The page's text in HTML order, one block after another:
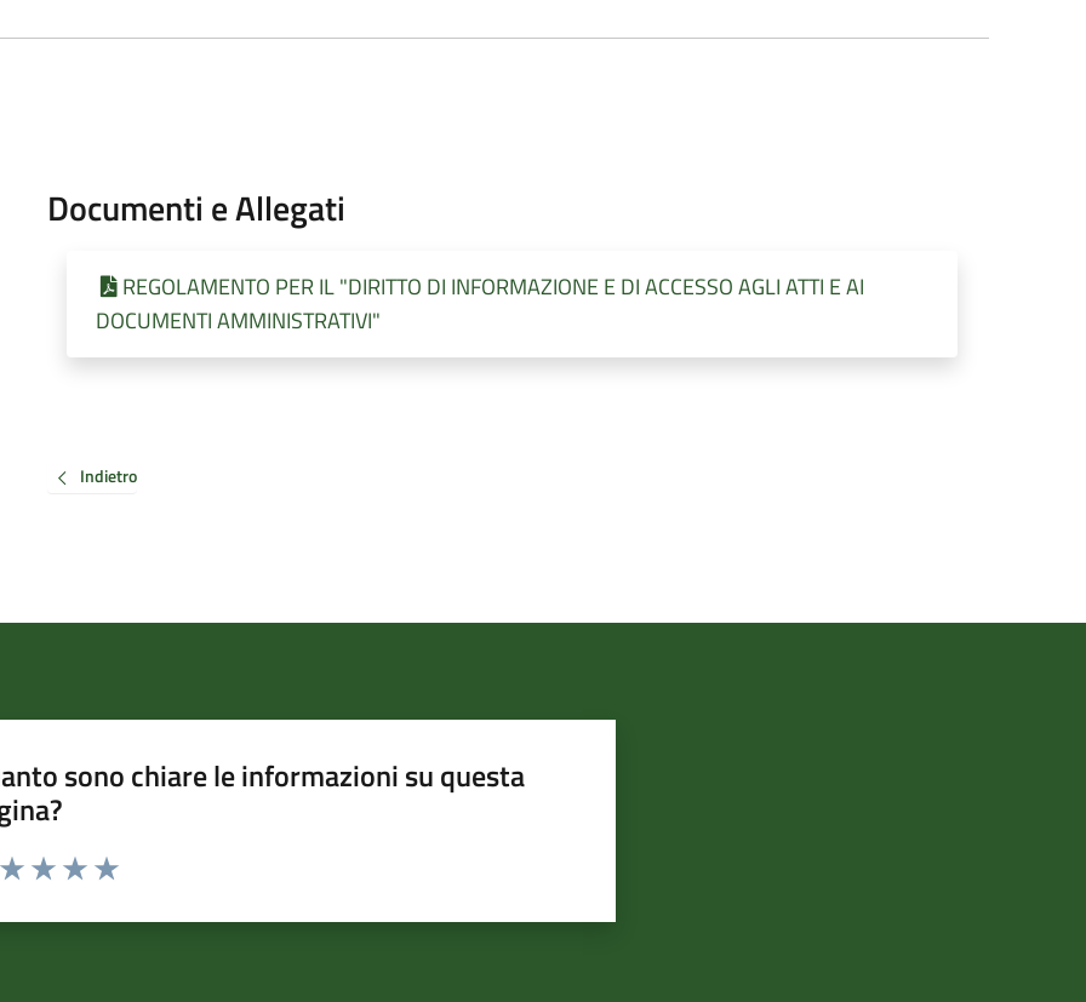
Documenti e Allegati
REGOLAMENTO PER IL "DIRITTO DI INFORMAZIONE E DI ACCESSO AGLI ATTI E AI
DOCUMENTI AMMINISTRATIVI"
Indietro
sono chiare le informazioni su questa
da 1 a 5 stelle la pagina